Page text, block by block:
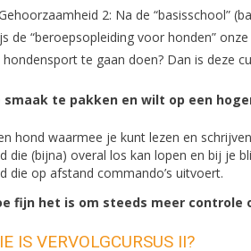
2: Na de “basisschool”
de “beroepsopleiding voor honden”
te gaan doen? Dan is deze
smaak te pakken en wilt op een
hond waarmee je kunt lezen en
die (bijna) overal los kan lopen en bij je
die op afstand commando’s uitvoert.
fijn het is om steeds meer controle
IS VERVOLGCURSUS II?